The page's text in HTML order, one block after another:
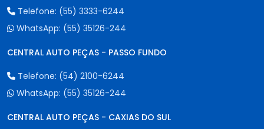
Telefone: (55) 3333-6244
WhatsApp: (55) 35126-244
CENTRAL AUTO PEÇAS - PASSO FUNDO
Telefone: (54) 2100-6244
WhatsApp: (55) 35126-244
CENTRAL AUTO PEÇAS - CAXIAS DO SUL